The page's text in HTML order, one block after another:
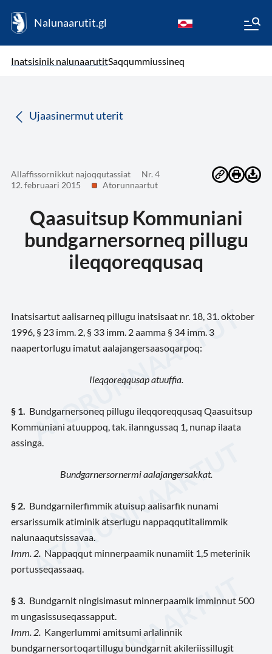
Nalunaarutit.gl
Inatsisinik nalunaarutitSaqqummiussineq
Ujaasinermut uterit
Allaffissornikkut najoqqutassiat
Nr. 4
12. februaari 2015
Atorunnaartut
Qaasuitsup Kommuniani
bundgarnersorneq pillugu
ileqqoreqqusaq
Inatsisartut aalisarneq pillugu inatsisaat nr. 18, 31. oktober
1996, § 23 imm. 2, § 33 imm. 2 aamma § 34 imm. 3
naapertorlugu imatut aalajangersaasoqarpoq:
Ileqqoreqqusap atuuffia.
§ 1.
Bundgarnersoneq pillugu ileqqoreqqusaq Qaasuitsup
Kommuniani atuuppoq, tak. ilanngussaq 1, nunap ilaata
assinga.
Bundgarnersornermi aalajangersakkat.
§ 2. Bundgarnilerfimmik atuisup aalisarfik nunami
ersarissumik atiminik atserlugu nappaqqutitalimmik
nalunaaqutsissavaa.
Imm. 2. Nappaqqut minnerpaamik nunamiit 1,5 meterinik
portusseqassaaq.
§ 3. Bundgarnit ningisimasut minnerpaamik imminnut 500
m ungasissuseqassapput.
Imm. 2. Kangerlummi amitsumi arlalinnik
bundgarnersortoqartillugu bundgarnit akileriissillugit